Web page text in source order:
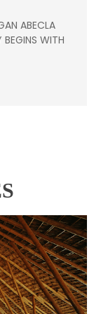
ABECLA
BEGINS WITH